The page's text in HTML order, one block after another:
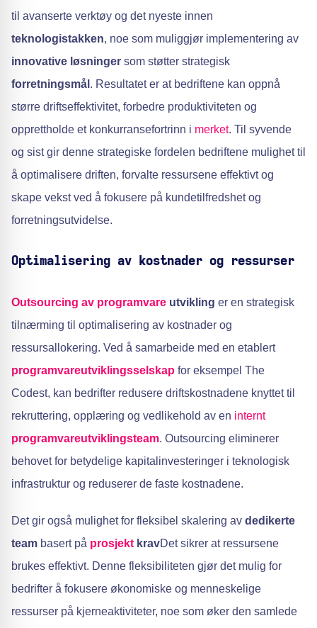
til avanserte verktøy og det nyeste innen
teknologistakken, noe som muliggjør implementering av
innovative løsninger som støtter strategisk
forretningsmål . Resultatet er at bedriftene kan oppnå
større driftseffektivitet, forbedre produktiviteten og
opprettholde et konkurransefortrinn i merket. Til syvende
og sist gir denne strategiske fordelen bedriftene mulighet til
å optimalisere driften, forvalte ressursene effektivt og
skape vekst ved å fokusere på kundetilfredshet og
forretningsutvidelse.
Optimalisering av kostnader og ressurser
Outsourcing av programvare utvikling er en strategisk
tilnærming til optimalisering av kostnader og
ressursallokering. Ved å samarbeide med en etablert
programvareutviklingsselskap for eksempel The
Codest, kan bedrifter redusere driftskostnadene knyttet til
rekruttering, opplæring og vedlikehold av en internt
programvareutviklingsteam. Outsourcing eliminerer
behovet for betydelige kapitalinvesteringer i teknologisk
infrastruktur og reduserer de faste kostnadene.
Det gir også mulighet for fleksibel skalering av dedikerte
team basert på prosjekt kravDet sikrer at ressursene
brukes effektivt. Denne fleksibiliteten gjør det mulig for
bedrifter å fokusere økonomiske og menneskelige
ressurser på kjerneaktiviteter, noe som øker den samlede